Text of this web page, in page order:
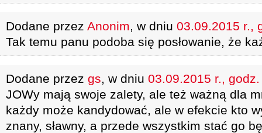
Dodane przez Anonim, w dniu 03.09.2015 r.,
Tak temu panu podoba się posłowanie, że
Dodane przez gs, w dniu 03.09.2015 r.,
JOWy mają swoje zalety, ale też ważną dla
każdy może kandydować, ale w efekcie kto
znany, sławny, a przede wszystkim stać go